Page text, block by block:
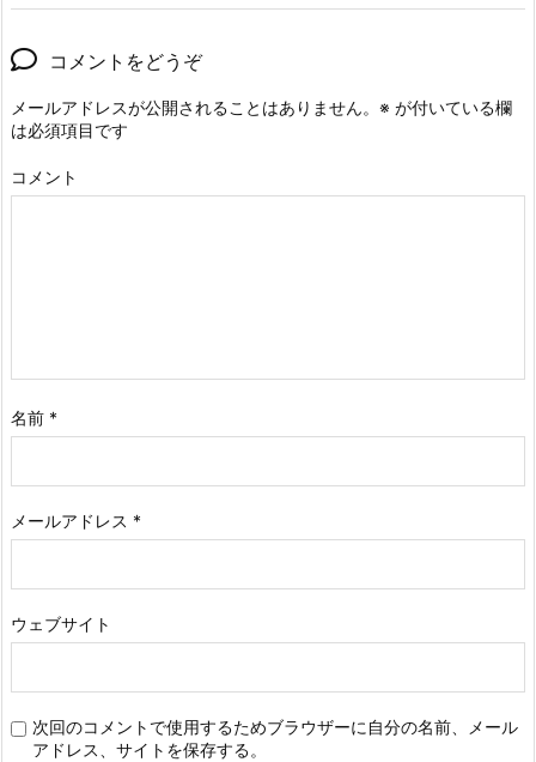
コメントをどうぞ
メールアドレスが公開されることはありません。 ※ が付いている欄
は必須項目です
コメント
名前 *
メールアドレス *
ウェブサイト
次回のコメントで使用するためブラウザーに自分の名前、メール
アドレス、サイトを保存する。